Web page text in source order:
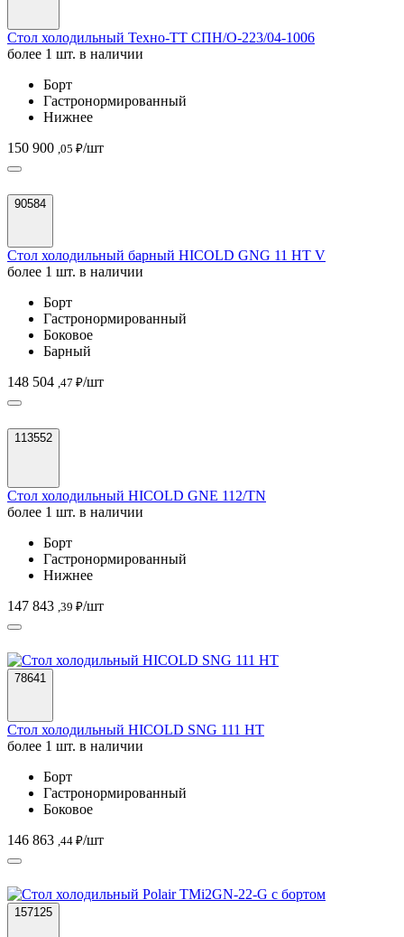
Стол холодильный Техно-ТТ СПН/О-223/04-1006
более 1 шт. в наличии
Борт
Гастронормированный
Нижнее
150 900 ,05 ₽/шт
90584
Стол холодильный барный HICOLD GNG 11 HT V
более 1 шт. в наличии
Борт
Гастронормированный
Боковое
Барный
148 504 ,47 ₽/шт
113552
Стол холодильный HICOLD GNE 112/TN
более 1 шт. в наличии
Борт
Гастронормированный
Нижнее
147 843 ,39 ₽/шт
78641
Стол холодильный HICOLD SNG 111 HT
более 1 шт. в наличии
Борт
Гастронормированный
Боковое
146 863 ,44 ₽/шт
157125